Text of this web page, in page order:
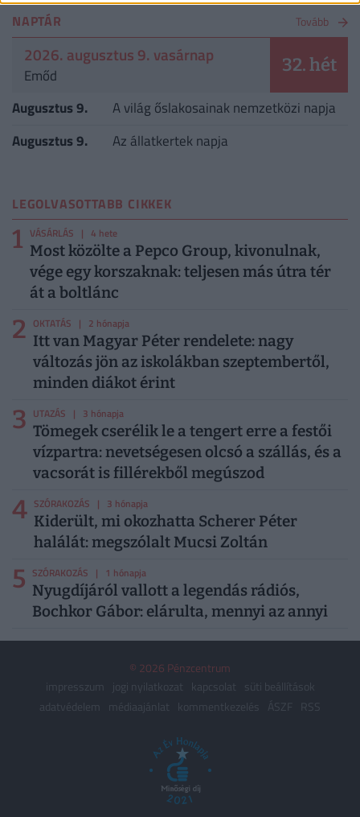
NAPTÁR Tovább
2026. augusztus 9. vasárnap
Emőd 32. hét
Augusztus 9.
A világ őslakosainak nemzetközi napja
Augusztus 9.
Az állatkertek napja
LEGOLVASOTTABB CIKKEK
1 VÁSÁRLÁS | 4 hete
Most közölte a Pepco Group, kivonulnak,
vége egy korszaknak: teljesen más útra tér
át a boltlánc
2 OKTATÁS | 2 hónapja
Itt van Magyar Péter rendelete: nagy
változás jön az iskolákban szeptembertől,
minden diákot érint
3 UTAZÁS | 3 hónapja
Tömegek cserélik le a tengert erre a festői
vízpartra: nevetségesen olcsó a szállás, és a
vacsorát is fillérekből megúszod
4 SZÓRAKOZÁS | 3 hónapja
Kiderült, mi okozhatta Scherer Péter
halálát: megszólalt Mucsi Zoltán
5 SZÓRAKOZÁS | 1 hónapja
Nyugdíjáról vallott a legendás rádiós,
Bochkor Gábor: elárulta, mennyi az annyi
© 2026 Pénzcentrum
impresszum
jogi nyilatkozat kapcsolat
süti beállítások
adatvédelem
médiaajánlat kommentkezelés ÁSZF RSS